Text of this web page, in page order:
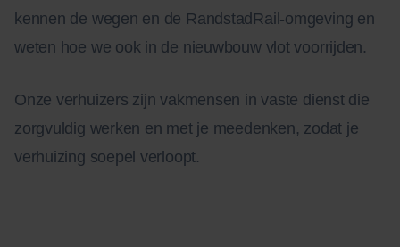
kennen de wegen en de RandstadRail-omgeving en
weten hoe we ook in de nieuwbouw vlot voorrijden.
Onze verhuizers zijn vakmensen in vaste dienst die
zorgvuldig werken en met je meedenken, zodat je
verhuizing soepel verloopt.